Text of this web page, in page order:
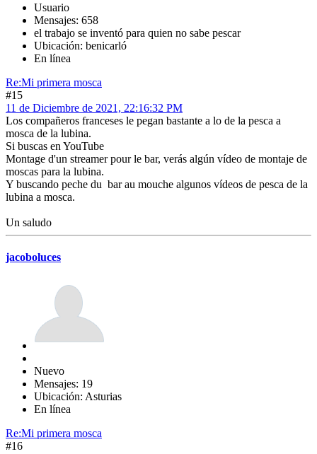
Usuario
Mensajes: 658
el trabajo se inventó para quien no sabe pescar
Ubicación: benicarló
En línea
Re:Mi primera mosca
#15
11 de Diciembre de 2021, 22:16:32 PM
Los compañeros franceses le pegan bastante a lo de la pesca a
mosca de la lubina.
Si buscas en YouTube
Montage d'un streamer pour le bar, verás algún vídeo de montaje de
moscas para la lubina.
Y buscando peche du bar au mouche algunos vídeos de pesca de la
lubina a mosca.
Un saludo
jacoboluces
Nuevo
Mensajes: 19
Ubicación: Asturias
En línea
Re:Mi primera mosca
#16